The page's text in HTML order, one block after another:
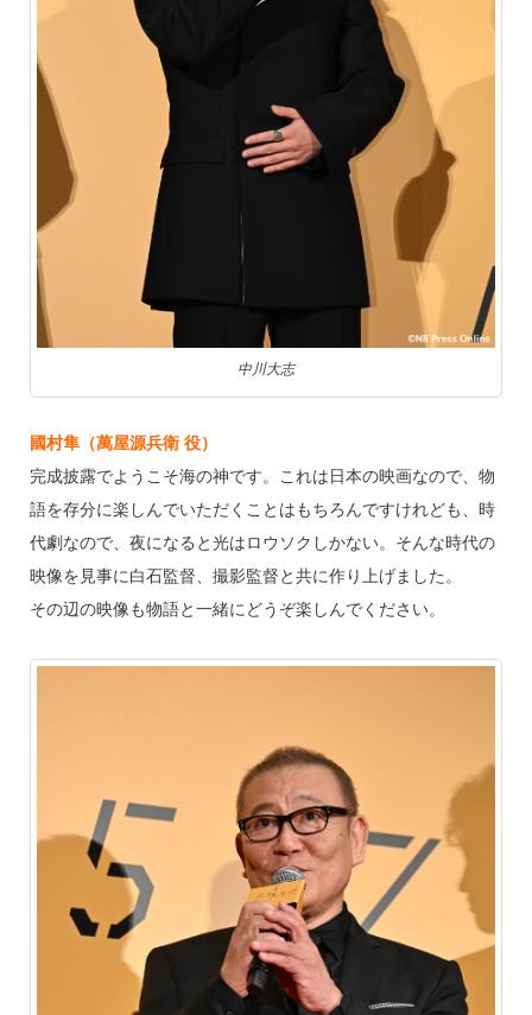
中川大志
國村隼（萬屋源兵衛 役）
完成披露でようこそ海の神です。これは日本の映画なので、物
語を存分に楽しんでいただくことはもちろんですけれども、時
代劇なので、夜になると光はロウソクしかない。そんな時代の
映像を見事に白石監督、撮影監督と共に作り上げました。
その辺の映像も物語と一緒にどうぞ楽しんでください。